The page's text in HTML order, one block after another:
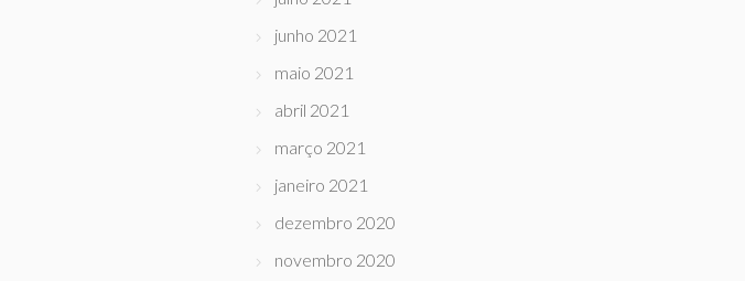
junho 2021
maio 2021
abril 2021
março 2021
janeiro 2021
dezembro 2020
novembro 2020